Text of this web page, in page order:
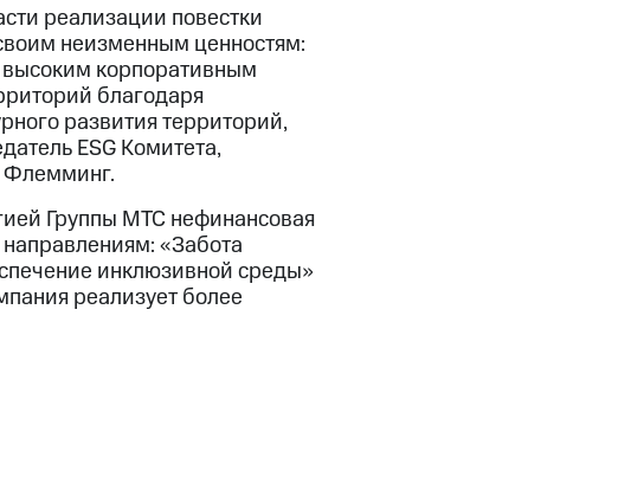
реализации повестки
неизменным ценностям:
высоким корпоративным
благодаря
развития территорий,
ESG Комитета,
Флемминг.
Группы МТС нефинансовая
«Забота
инклюзивной среды»
реализует более